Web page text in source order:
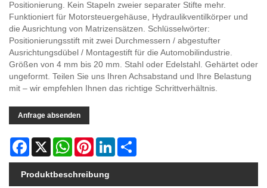
Positionierung. Kein Stapeln zweier separater Stifte mehr.
Funktioniert für Motorsteuergehäuse, Hydraulikventilkörper und
die Ausrichtung von Matrizensätzen. Schlüsselwörter:
Positionierungsstift mit zwei Durchmessern / abgestufter
Ausrichtungsdübel / Montagestift für die Automobilindustrie.
Größen von 4 mm bis 20 mm. Stahl oder Edelstahl. Gehärtet oder
ungeformt. Teilen Sie uns Ihren Achsabstand und Ihre Belastung
mit – wir empfehlen Ihnen das richtige Schrittverhältnis.
Anfrage absenden
Facebook
X WhatsAppPinterestLinkedIn
Produktbeschreibung